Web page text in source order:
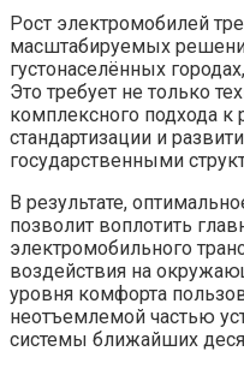
Рост электромобилей
масштабируемых
густонаселённых
Это требует не только
комплексного подхода к
стандартизации и
государственными
В результате,
позволит воплотить
электромобильного
воздействия на
уровня комфорта
неотъемлемой частью
системы ближайших